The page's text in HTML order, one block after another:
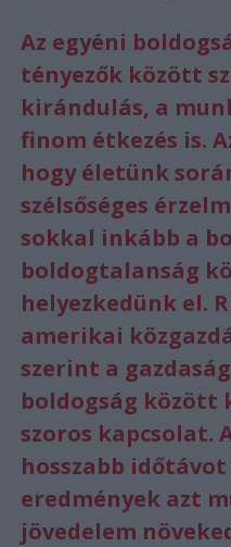
Az egyéni
tényezők között
kirándulás, a
finom étkezés is.
hogy életünk
szélsőséges
sokkal inkább a
boldogtalanság
helyezkedünk el.
amerikai
szerint a
boldogság között
szoros kapcsolat.
hosszabb
eredmények azt
jövedelem